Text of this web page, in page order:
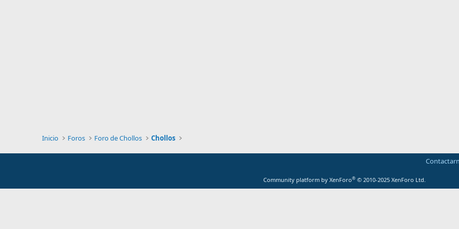
Inicio Foros Foro de Chollos Chollos
Community platform by XenForo® © 2010-2025 XenForo Ltd.